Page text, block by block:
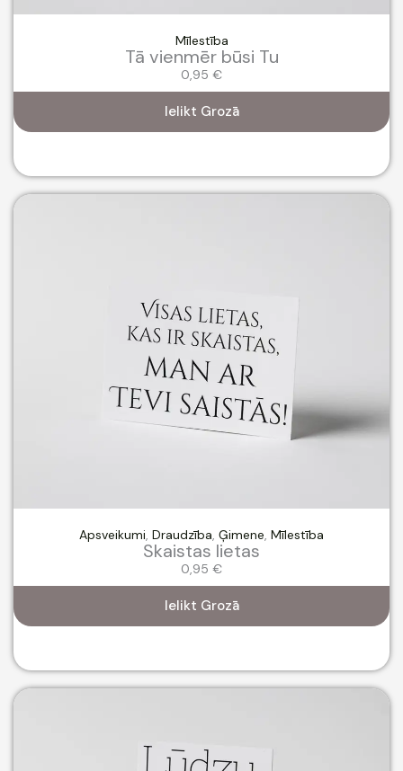
Mīlestība
Tā vienmēr būsi Tu
0,95 €
Ielikt Grozā
Apsveikumi, Draudzība, Ģimene, Mīlestība
Skaistas lietas
0,95 €
Ielikt Grozā